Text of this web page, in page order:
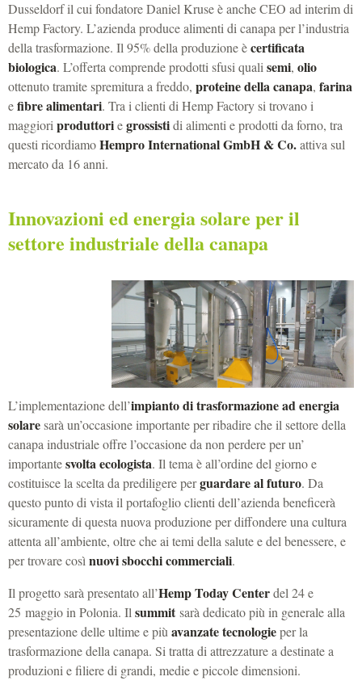
Dusseldorf il cui fondatore Daniel Kruse è anche CEO ad interim di
Hemp Factory. L’azienda produce alimenti di canapa per l’industria
della trasformazione. Il 95% della produzione ècertificata
biologica. L’offerta comprende prodotti sfusi qualisemi, olio
ottenuto tramite spremitura a freddo, proteine della canapa, farina
efibre alimentari. Tra i clienti di Hemp Factory si trovano i
maggioriproduttoriegrossistidi alimenti e prodotti da forno, tra
questi ricordiamoHempro International GmbH & Co.attiva sul
mercato da 16 anni.
Innovazioni ed energia solare per il
settore industriale della canapa
L’implementazione dell’impianto di trasformazione ad energia
solaresarà un’occasione importante per ribadire che il settore della
canapa industriale offre l’occasione da non perdere per un’
importantesvolta ecologista. Il tema è all’ordine del giorno e
costituisce la scelta da prediligere perguardare al futuro. Da
questo punto di vista il portafoglio clienti dell’azienda beneficerà
sicuramente di questa nuova produzione per diffondere una cultura
attenta all’ambiente, oltre che ai temi della salute e del benessere, e
per trovare così nuovi sbocchi commerciali.
Il progetto sarà presentato all’Hemp Today Centerdel 24 e
25 maggio in Polonia. Il summit sarà dedicato più in generale alla
presentazione delle ultime e più avanzate tecnologieper la
trasformazione della canapa. Si tratta di attrezzature a destinate a
produzioni e filiere di grandi, medie e piccole dimensioni.